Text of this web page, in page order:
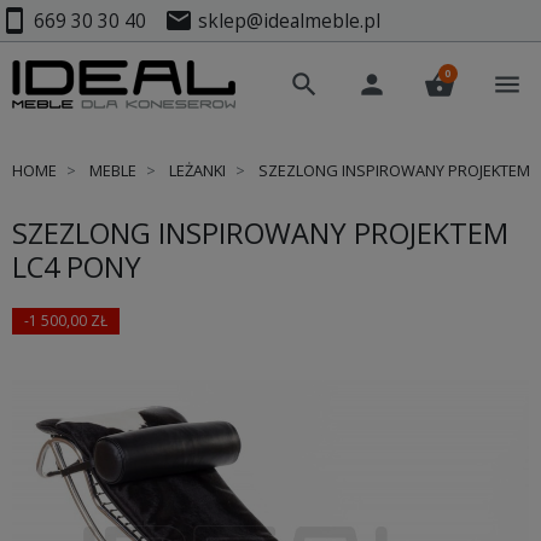
smartphone 669 30 30 40 mail sklep@idealmeble.pl
search person shopping_basket
0 menu
HOME MEBLE LEŻANKI SZEZLONG INSPIROWANY PROJEKTEM
SZEZLONG INSPIROWANY PROJEKTEM
LC4 PONY
-1 500,00 ZŁ